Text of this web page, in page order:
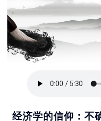
经济学的信仰：不